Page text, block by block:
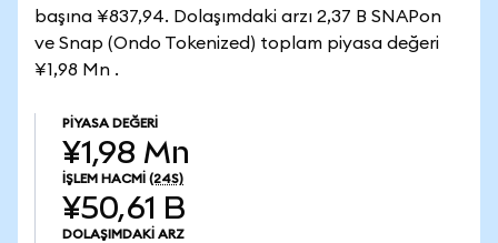
başına ¥837,94. Dolaşımdaki arzı 2,37 B SNAPon
ve Snap (Ondo Tokenized) toplam piyasa değeri
¥1,98 Mn .
PIYASA DEĞERI
¥1,98 Mn
İŞLEM HACMI (24S)
¥50,61 B
DOLAŞIMDAKI ARZ